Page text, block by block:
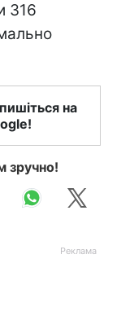
316
на
зручно!